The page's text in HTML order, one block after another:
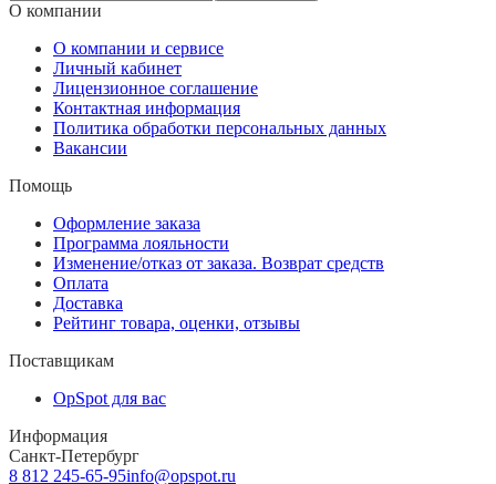
О компании
О компании и сервисе
Личный кабинет
Лицензионное соглашение
Контактная информация
Политика обработки персональных данных
Вакансии
Помощь
Оформление заказа
Программа лояльности
Изменение/отказ от заказа. Возврат средств
Оплата
Доставка
Рейтинг товара, оценки, отзывы
Поставщикам
OpSpot для вас
Информация
Санкт-Петербург
8 812 245-65-95info@opspot.ru